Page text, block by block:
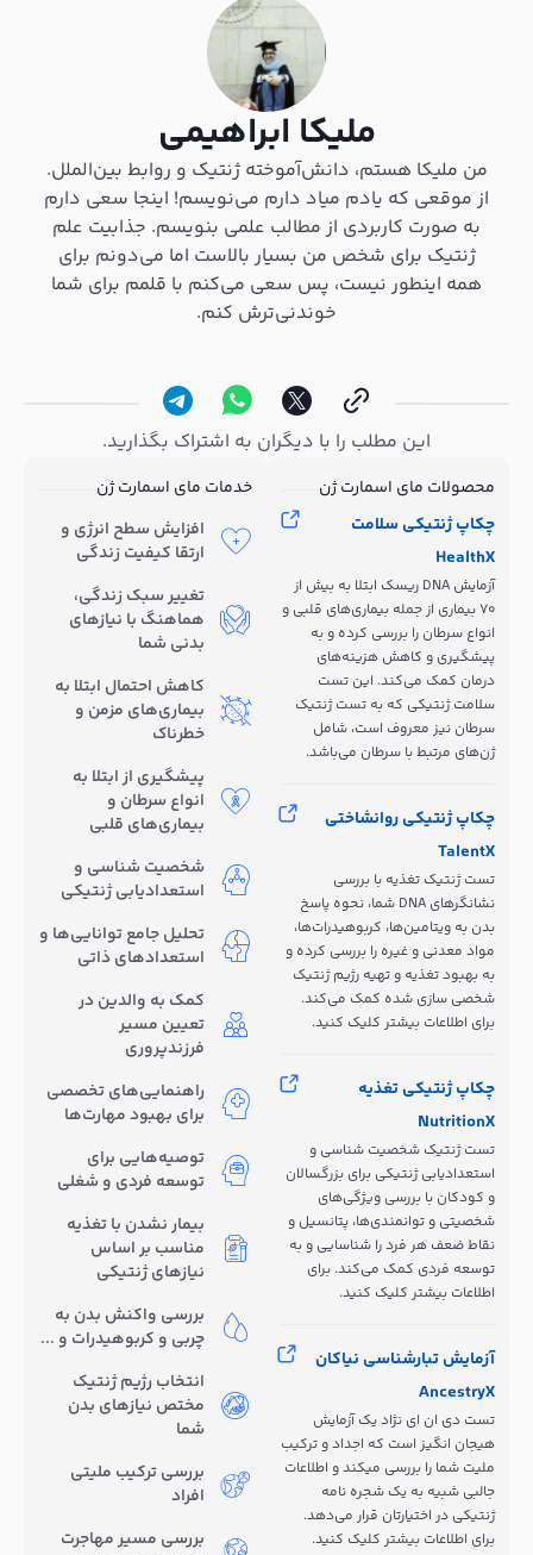
ملیکا ابراهیمی
من ملیکا هستم، دانش‌آموخته ژنتیک و روابط بین‌الملل.
از موقعی که یادم میاد دارم می‌نویسم! اینجا سعی دارم
به صورت کاربردی از مطالب علمی بنویسم. جذابیت علم
ژنتیک برای شخص من بسیار بالاست اما می‌دونم برای
همه اینطور نیست، پس سعی می‌کنم با قلمم برای شما
خوندنی‌ترش کنم.
این مطلب را با دیگران به اشتراک بگذارید.
خدمات مای اسمارت ژن
افزایش سطح انرژی و
ارتقا کیفیت زندگی
تغییر سبک زندگی،
هماهنگ با نیازهای
بدنی شما
کاهش احتمال ابتلا به
بیماری‌های مزمن و
خطرناک
پیشگیری از ابتلا به
انواع سرطان و
بیماری‌های قلبی
شخصیت شناسی و
استعدادیابی ژنتیکی
تحلیل جامع توانایی‌ها و
استعدادهای ذاتی
کمک به والدین در
تعیین مسیر
فرزندپروری
راهنمایی‌های تخصصی
برای بهبود مهارت‌ها
توصیه‌هایی برای
توسعه فردی و شغلی
بیمار نشدن با تغذیه
مناسب بر اساس
نیازهای ژنتیکی
بررسی واکنش بدن به
چربی و کربوهیدرات و ...
انتخاب رژیم ژنتیک
مختص نیازهای بدن
شما
بررسی ترکیب ملیتی
افراد
بررسی مسیر مهاجرت
محصولات مای اسمارت ژن
چکاپ ژنتیکی سلامت
HealthX
آزمایش DNA ریسک ابتلا به بیش از
70 بیماری از جمله بیماری‌های قلبی و
انواع سرطان را بررسی کرده و به
پیشگیری و کاهش هزینه‌های
درمان کمک می‌کند. این تست
سلامت ژنتیکی که به تست ژنتیک
سرطان نیز معروف است، شامل
ژن‌های مرتبط با سرطان می‌باشد.
چکاپ ژنتیکی روانشاختی
TalentX
تست ژنتیک تغذیه با بررسی
نشانگرهای DNA شما، نحوه پاسخ
بدن به ویتامین‌ها، کربوهیدرات‌ها،
مواد معدنی و غیره را بررسی کرده و
به بهبود تغذیه و تهیه رژیم ژنتیک
شخصی سازی شده کمک می‌کند.
برای اطلاعات بیشتر کلیک کنید.
چکاپ ژنتیکی تغذیه
NutritionX
تست ژنتیک شخصیت شناسی و
استعدادیابی ژنتیکی برای بزرگسالان
و کودکان با بررسی ویژگی‌های
شخصیتی و توانمندی‌ها، پتانسیل و
نقاط ضعف هر فرد را شناسایی و به
توسعه فردی کمک می‌کند. برای
اطلاعات بیشتر کلیک کنید.
آزمایش تبارشناسی نیاکان
AncestryX
تست دی ان ای نژاد یک آزمایش
هیجان انگیز است که اجداد و ترکیب
ملیت شما را بررسی میکند و اطلاعات
جالبی شبیه به یک شجره نامه
ژنتیکی در اختیارتان قرار می‌دهد.
برای اطلاعات بیشتر کلیک کنید.